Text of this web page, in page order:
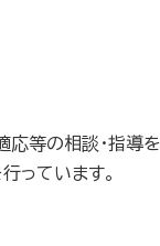
等の相談・指導
っています。